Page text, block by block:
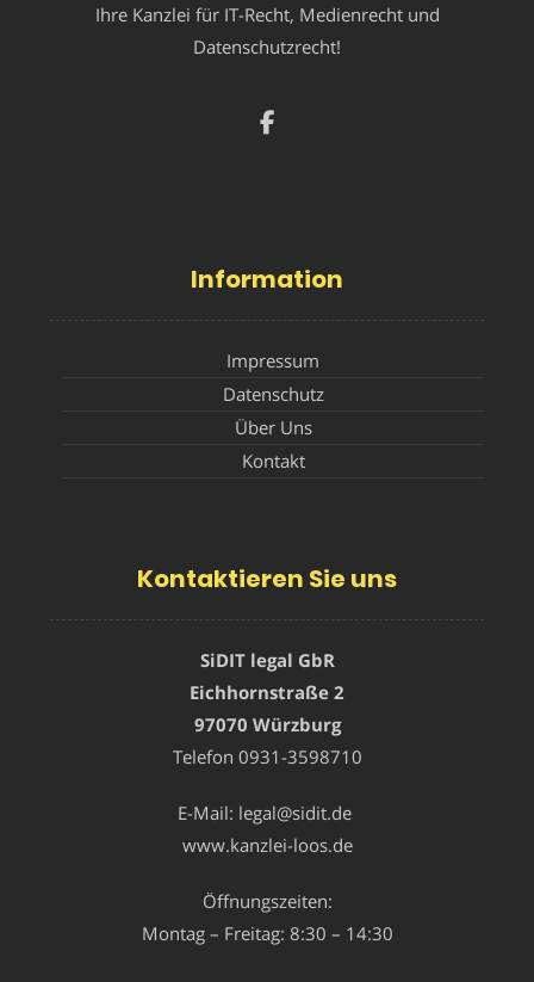
Ihre Kanzlei für IT-Recht, Medienrecht und
Datenschutzrecht!
Information
Impressum
Datenschutz
Über Uns
Kontakt
Kontaktieren Sie uns
SiDIT legal GbR
Eichhornstraße 2
97070 Würzburg
Telefon 0931-3598710
E-Mail: legal@sidit.de
www.kanzlei-loos.de
Öffnungszeiten:
Montag – Freitag: 8:30 – 14:30